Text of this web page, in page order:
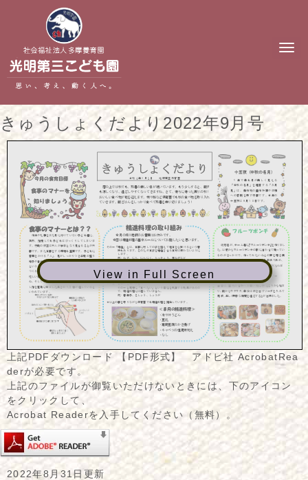
N
t
きゅうしょくだより2022年9月号
View in Full Screen
上記PDFダウンロード 【PDF形式】 アドビ社 AcrobatRea
derが必要です。
上記のファイルが御覧いただけないときには、下のアイコン
をクリックして、
Acrobat Readerを入手してください（無料）。
2022年8月31日更新